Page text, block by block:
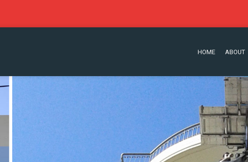
HOME ABOUT